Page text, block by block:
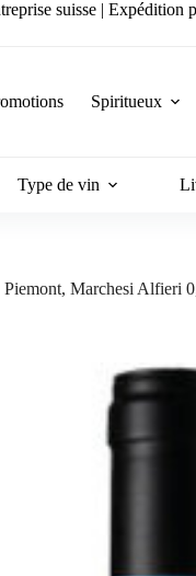
suisse | Expédition
Spiritueux
Type de vin
Marchesi Alfieri